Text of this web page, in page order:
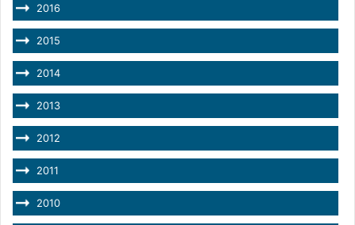
2016
2015
2014
2013
2012
2011
2010